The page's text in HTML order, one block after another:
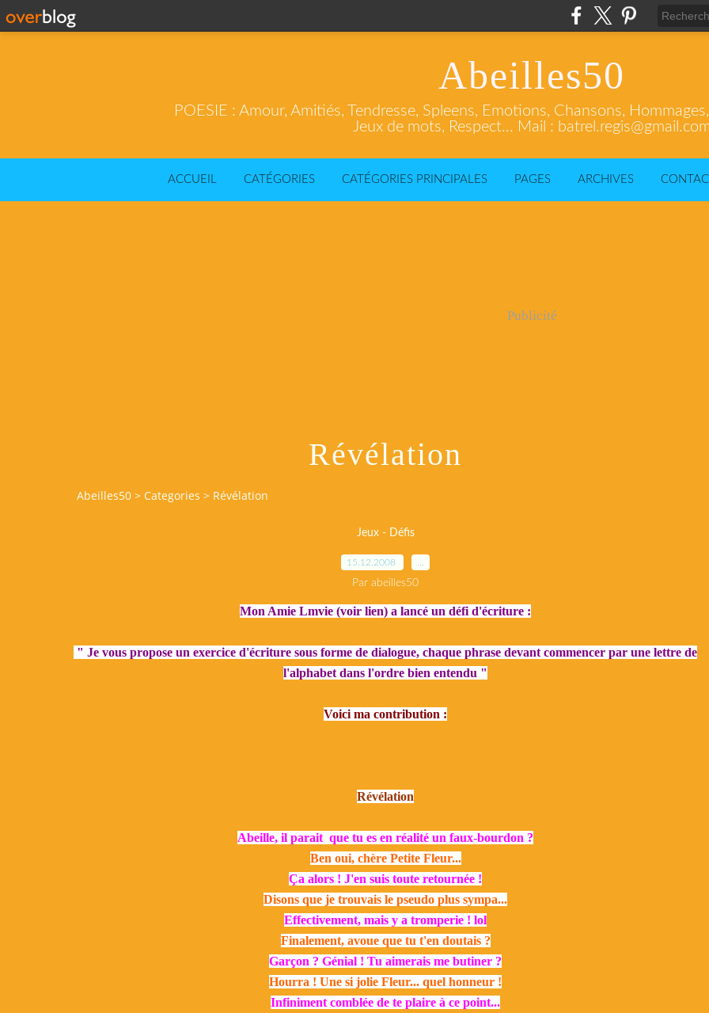
Abeilles50
POESIE : Amour, Amitiés, Tendresse, Spleens, Emotions, Chansons,
Jeux de mots, Respect... Mail :
ACCUEIL CATÉGORIES CATÉGORIES PRINCIPALES PAGES ARCHIVES
Publicité
Révélation
Abeilles50 > Categories > Révélation
Jeux - Défis
15.12.2008
Par abeilles50
Mon Amie Lmvie (voir lien) a lancé un défi d'écriture :
" Je vous propose un exercice d'écriture sous forme de dialogue, chaque phrase devant commencer par une lettre de
l'alphabet dans l'ordre bien entendu "
Voici ma contribution :
Révélation
Abeille, il parait que tu es en réalité un faux-bourdon ?
Ben oui, chère Petite Fleur...
Ça alors ! J'en suis toute retournée !
Disons que je trouvais le pseudo plus sympa...
Effectivement, mais y a tromperie ! lol
Finalement, avoue que tu t'en doutais ?
Garçon ? Génial ! Tu aimerais me butiner ?
Hourra ! Une si jolie Fleur... quel honneur !
Infiniment comblée de te plaire à ce point...